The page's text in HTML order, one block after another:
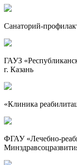
Санаторий-
ГАУЗ
г. Казань
«Клиника
ФГАУ «Лечебно-